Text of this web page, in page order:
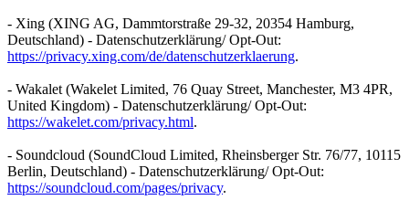
- Xing (XING AG, Dammtorstraße 29-32, 20354 Hamburg,
Deutschland) - Datenschutzerklärung/ Opt-Out:
https://privacy.xing.com/de/datenschutzerklaerung.
- Wakalet (Wakelet Limited, 76 Quay Street, Manchester, M3 4PR,
United Kingdom) - Datenschutzerklärung/ Opt-Out:
https://wakelet.com/privacy.html.
- Soundcloud (SoundCloud Limited, Rheinsberger Str. 76/77, 10115
Berlin, Deutschland) - Datenschutzerklärung/ Opt-Out:
https://soundcloud.com/pages/privacy.